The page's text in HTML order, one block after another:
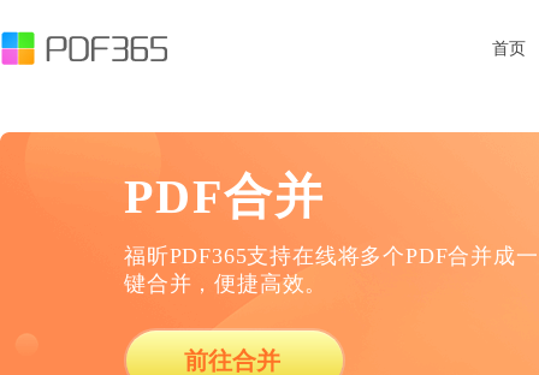
首页
PDF合并
福昕PDF365支持在线将多个PDF合并成
键合并，便捷高效。
前往合并